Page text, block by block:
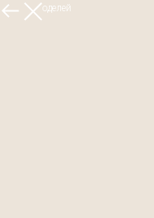
Больше моделей